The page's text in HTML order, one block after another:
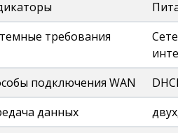
требования
подключения WAN
данных